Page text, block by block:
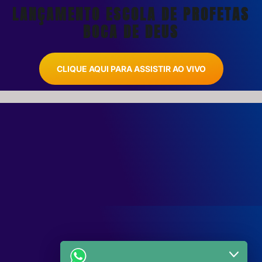
LANÇAMENTO ESCOLA DE PROFETAS
BOCA DE DEUS
CLIQUE AQUI PARA ASSISTIR AO VIVO